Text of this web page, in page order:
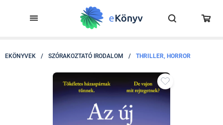
EKÖNYVEK / SZÓRAKOZTATÓ IRODALOM / THRILLER, HORROR